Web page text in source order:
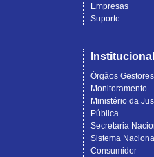
Empresas
Suporte
Institucional
Órgãos
Monitoramento
Ministério da
Pública
Secretaria
Sistema
Consumidor